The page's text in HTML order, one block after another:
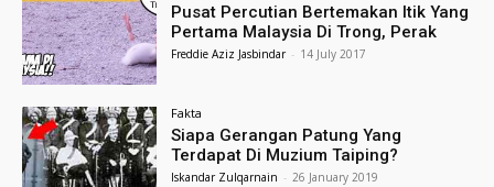
Pusat Percutian Bertemakan Itik Yang
Pertama Malaysia Di Trong, Perak
Freddie Aziz Jasbindar - 14 July 2017
Fakta
Siapa Gerangan Patung Yang
Terdapat Di Muzium Taiping?
Iskandar Zulqarnain - 26 January 2019